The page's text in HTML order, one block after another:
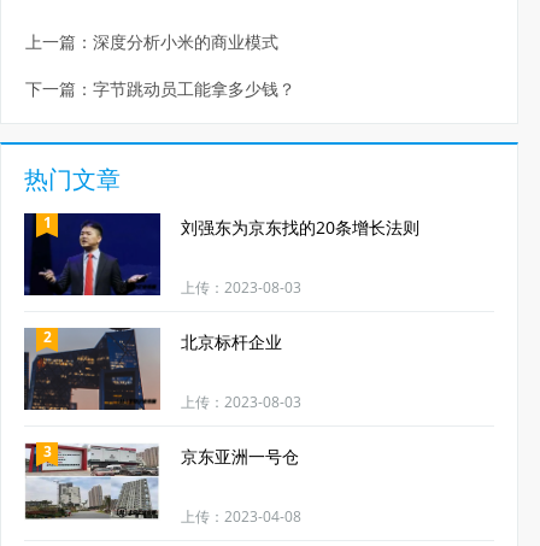
上一篇： 深度分析小米的商业模式
下一篇： 字节跳动员工能拿多少钱？
热门文章
1 刘强东为京东找的20条增长法则
上传：2023-08-03
2 北京标杆企业
上传：2023-08-03
3 京东亚洲一号仓
上传：2023-04-08